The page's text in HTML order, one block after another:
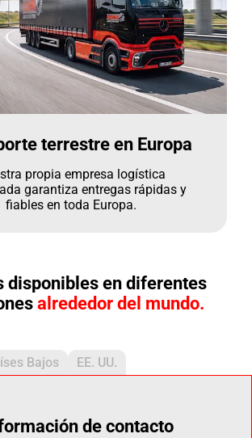
terrestre en Europa
propia empresa logística
garantiza entregas rápidas y
fiables en toda Europa.
disponibles en diferentes
alrededor del mundo.
Bajos EE. UU.
de contacto